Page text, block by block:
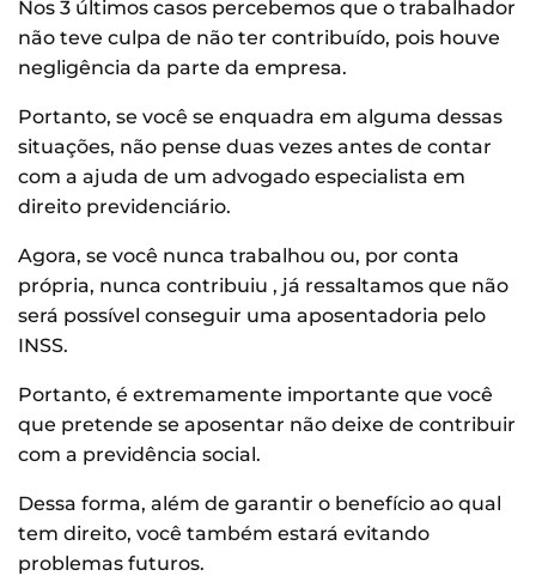
Nos 3 últimos casos percebemos que o trabalhador
não teve culpa de não ter contribuído, pois houve
negligência da parte da empresa.
Portanto, se você se enquadra em alguma dessas
situações, não pense duas vezes antes de contar
com a ajuda de um advogado especialista em
direito previdenciário.
Agora, se você nunca trabalhou ou, por conta
própria, nunca contribuiu , já ressaltamos que não
será possível conseguir uma aposentadoria pelo
INSS.
Portanto, é extremamente importante que você
que pretende se aposentar não deixe de contribuir
com a previdência social.
Dessa forma, além de garantir o benefício ao qual
tem direito, você também estará evitando
problemas futuros.